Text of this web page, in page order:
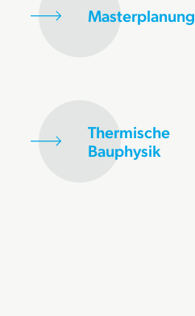
Masterplanung
Thermische
Bauphysik